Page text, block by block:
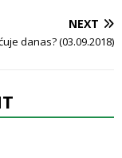
NEXT
danas? (03.09.2018)